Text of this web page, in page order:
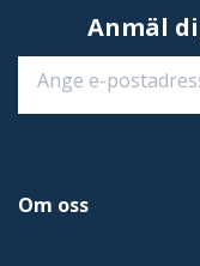
Anmäl
Om oss